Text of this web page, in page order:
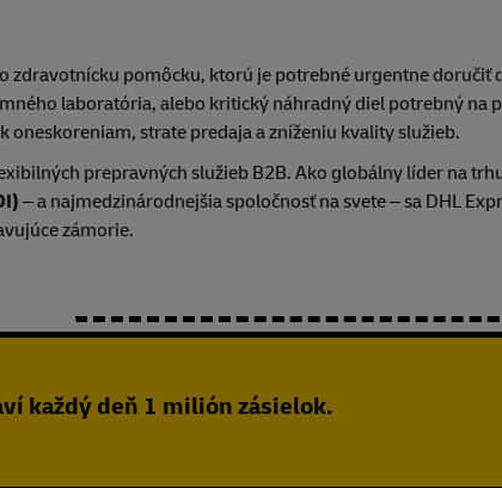
zdravotnícku pomôcku, ktorú je potrebné urgentne doručiť
laboratória, alebo kritický náhradný diel potrebný na
strate predaja a zníženiu kvality služieb.
prepravných služieb B2B. Ako globálny líder na
– a najmedzinárodnejšia spoločnosť na svete – sa DHL
zámorie.
každý deň 1 milión zásielok.